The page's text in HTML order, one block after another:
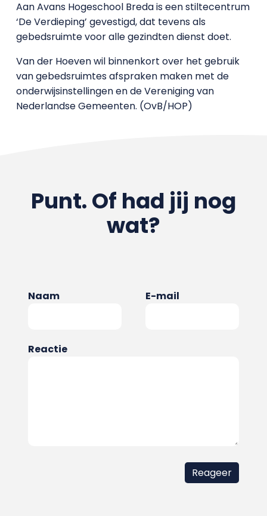
Aan Avans Hogeschool Breda is een stiltecentrum
‘De Verdieping’ gevestigd, dat tevens als
gebedsruimte voor alle gezindten dienst doet.
Van der Hoeven wil binnenkort over het gebruik
van gebedsruimtes afspraken maken met de
onderwijsinstellingen en de Vereniging van
Nederlandse Gemeenten. (OvB/HOP)
Punt. Of had jij nog
wat?
Naam E-mail
Reactie